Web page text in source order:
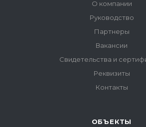
О компании
Руководство
Партнеры
Вакансии
Свидетельства и
Реквизиты
Контакты
ОБЪЕКТЫ